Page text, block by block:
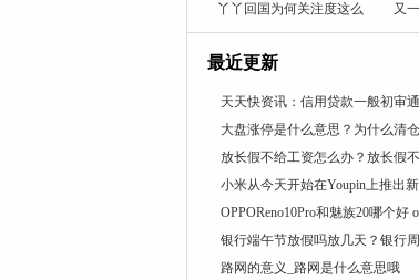
丫丫回国为何关注度这么
高？
又
最近更新
天天快资讯：信用贷款一般初审
大盘涨停是什么意思？为什么清
放长假不给工资怎么办？放长假
小米从今天开始在Youpin上推出
OPPOReno10Pro和魅族20哪个好
银行端午节放假吗放几天？银行
路网的意义_路网是什么意思哦